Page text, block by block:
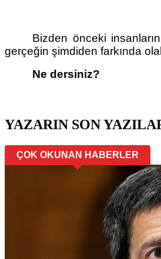
Bizden önceki
gerçeğin şimdiden farkında
Ne dersiniz?
YAZARIN SON
ÇOK OKUNAN HABERLER